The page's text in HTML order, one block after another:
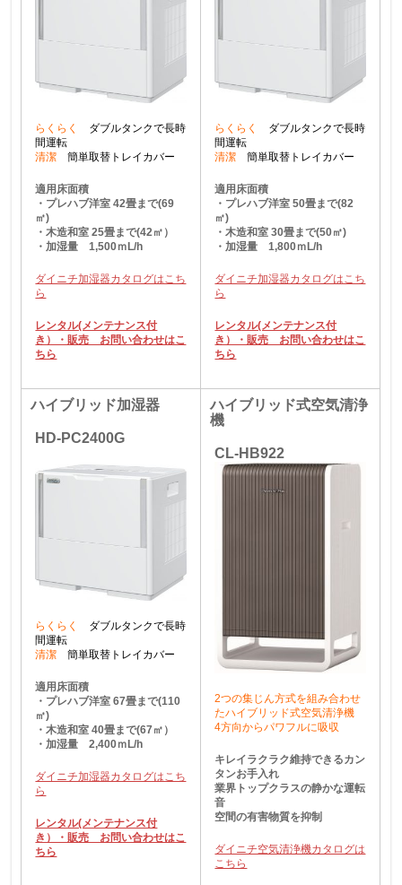
らくらく ダブルタンクで長時
間運転
清潔簡単取替トレイカバー
適用床面積
・プレハブ洋室 42畳まで(69
㎡)
・木造和室 25畳まで(42㎡）
・加湿量 1,500ｍL/h
ダイニチ加湿器カタログはこち
ら
レンタル(メンテナンス付
き）・販売 お問い合わせはこ
ちら
らくらく ダブルタンクで長時
間運転
清潔簡単取替トレイカバー
適用床面積
・プレハブ洋室 50畳まで(82
㎡)
・木造和室 30畳まで(50㎡)
・加湿量 1,800ｍL/h
ダイニチ加湿器カタログはこち
ら
レンタル(メンテナンス付
き）・販売 お問い合わせはこ
ちら
ハイブリッド加湿器
HD-PC2400G
らくらく ダブルタンクで長時
間運転
清潔簡単取替トレイカバー
適用床面積
・プレハブ洋室 67畳まで(110
㎡)
・木造和室 40畳まで(67㎡）
・加湿量 2,400ｍL/h
ダイニチ加湿器カタログはこち
ら
レンタル(メンテナンス付
き）・販売 お問い合わせはこ
ちら
ハイブリッド式空気清浄
機
CL-HB922
2つの集じん方式を組み合わせ
たハイブリッド式空気清浄機
4方向からパワフルに吸収
キレイラクラク維持できるカン
タンお手入れ
業界トップクラスの静かな運転
音
空間の有害物質を抑制
ダイニチ空気清浄機カタログは
こちら